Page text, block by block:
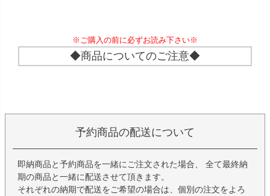
※ご購入の前に必ずお読み下さい※
◆商品についてのご注意◆
予約商品の配送について
即納商品と予約商品を一緒にご注文された場合、 全て最終納
期の商品と一緒に配送させて頂きます。
それぞれの納期で配送をご希望の場合は、個別の注文をよろ